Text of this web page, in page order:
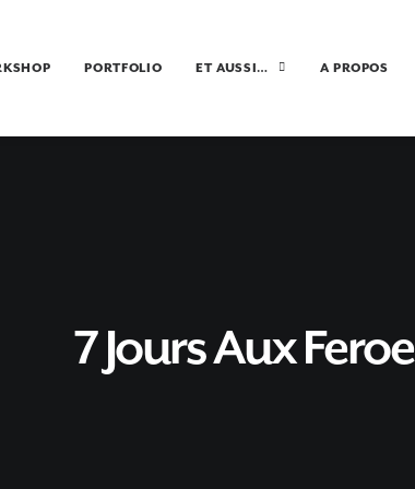
PORTFOLIO ET AUSSI… A PROPOS
7 Jours Aux Feroe